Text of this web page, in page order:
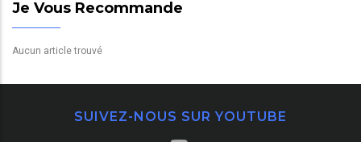
Je Vous Recommande
Aucun article trouvé
SUIVEZ-NOUS SUR YOUTUBE